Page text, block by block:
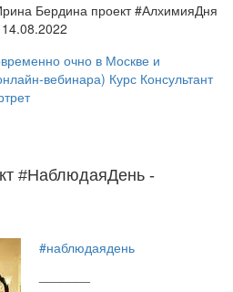
Бердина проект #АлхимияДня
очно в Москве и
вебинара) Курс Консультант
#НаблюдаяДень -
#наблюдаядень